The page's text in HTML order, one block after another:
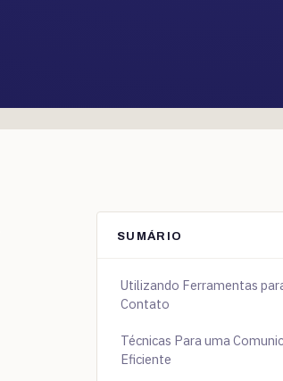
SUMÁRIO
Utilizando Ferramentas
Contato
Técnicas Para uma
Eficiente